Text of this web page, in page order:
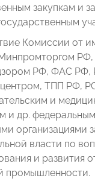
закупкам и
Комиссии от
РФ, ФАС РФ,
ТПП РФ,
и
и др.
организациями
власти по
и развития
промышленности.